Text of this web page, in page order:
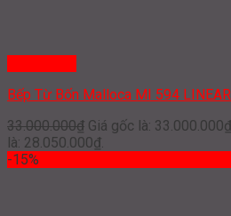
Bếp Từ Bốn Malloca MI 594 LINEAR
33.000.000₫ Giá gốc là: 33.000.000₫.
là: 28.050.000₫.
-15%